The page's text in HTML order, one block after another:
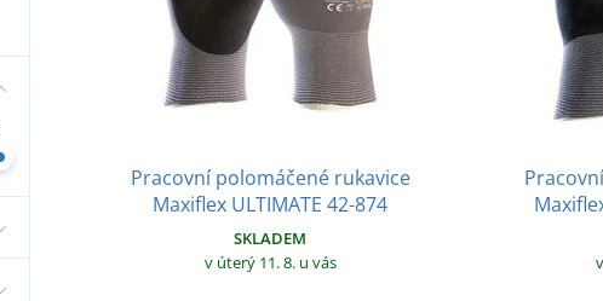
Pracovní polomáčené rukavice
Maxiflex ULTIMATE 42-874
SKLADEM
v úterý 11. 8. u vás